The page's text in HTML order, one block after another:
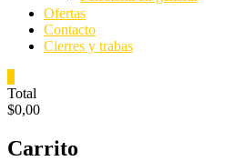
Ofertas
Contacto
Cierres y trabas
Total
$0,00
Carrito